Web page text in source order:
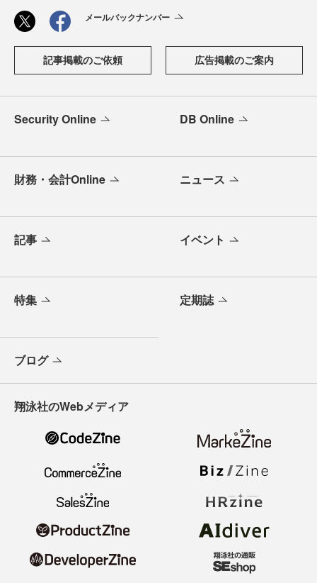
メールバックナンバー
記事掲載のご依頼 広告掲載のご案内
Security Online DB Online
財務・会計Online ニュース
記事 イベント
特集 定期誌
ブログ
翔泳社のWebメディア